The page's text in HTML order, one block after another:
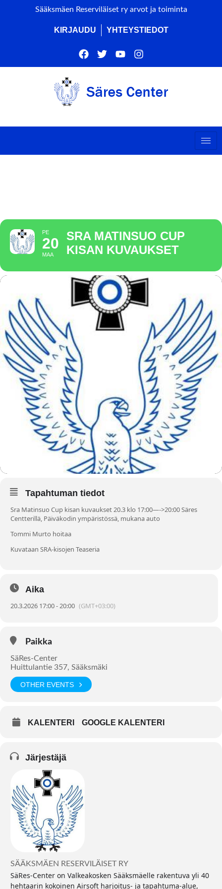
Sääksmäen Reserviläiset ry arvot ja toiminta
KIRJAUDU YHTEYSTIEDOT
PE
20
MAA
SRA MATINSUO CUP
KISAN KUVAUKSET
Tapahtuman tiedot
Sra Matinsuo Cup kisan kuvaukset 20.3 klo 17:00—->20:00 Säres
Centterillä, Päiväkodin ympäristössä, mukana auto
Tommi Murto hoitaa
Kuvataan SRA-kisojen Teaseria
Aika
20.3.2026 17:00 - 20:00 (GMT+03:00)
Paikka
SäRes-Center
Huittulantie 357, Sääksmäki
OTHER EVENTS
KALENTERI GOOGLE KALENTERI
Järjestäjä
SÄÄKSMÄEN RESERVILÄISET RY
SäRes-Center on Valkeakosken Sääksmäelle rakentuva yli 40
hehtaarin kokoinen Airsoft harjoitus- ja tapahtuma-alue,